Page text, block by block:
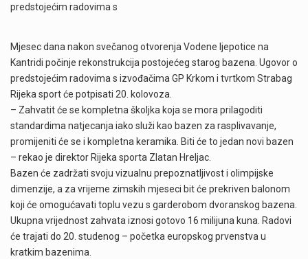
predstojećim radovima s
Mjesec dana nakon svečanog otvorenja Vodene ljepotice na
Kantridi počinje rekonstrukcija postojećeg starog bazena. Ugovor o
predstojećim radovima s izvođačima GP Krkom i tvrtkom Strabag
Rijeka sport će potpisati 20. kolovoza.
– Zahvatit će se kompletna školjka koja se mora prilagoditi
standardima natjecanja iako služi kao bazen za rasplivavanje,
promijeniti će se i kompletna keramika. Biti će to jedan novi bazen
– rekao je direktor Rijeka sporta Zlatan Hreljac.
Bazen će zadržati svoju vizualnu prepoznatljivost i olimpijske
dimenzije, a za vrijeme zimskih mjeseci bit će prekriven balonom
koji će omogućavati toplu vezu s garderobom dvoranskog bazena.
Ukupna vrijednost zahvata iznosi gotovo 16 milijuna kuna. Radovi
će trajati do 20. studenog – početka europskog prvenstva u
kratkim bazenima.